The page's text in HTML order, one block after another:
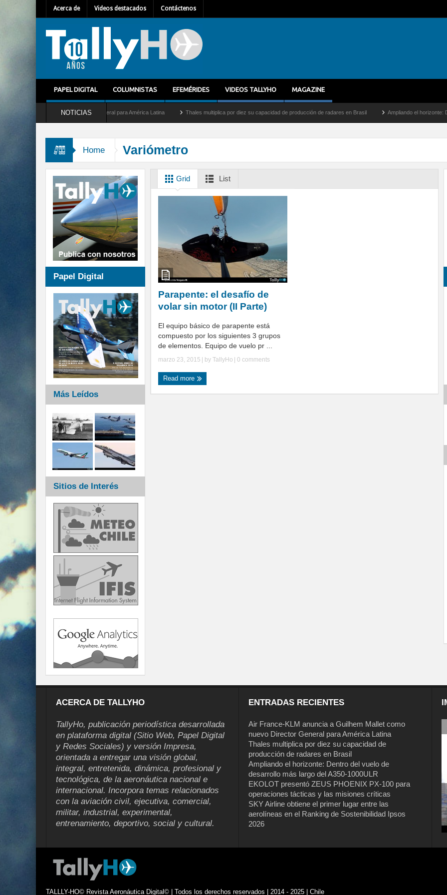
Acerca de Videos destacados Contáctenos
PAPEL DIGITAL COLUMNISTAS EFEMÉRIDES VIDEOS TALLYHO MAGAZINE
NOTICIAS
Mallet como nuevo Director General para América Latina Thales multiplica por diez su capacidad de producción de radares en Brasil Ampliando el horizonte: Dentro
Home Variómetro
Grid List
Parapente: el desafío de
volar sin motor (II Parte)
El equipo básico de parapente está
compuesto por los siguientes 3 grupos
de elementos. Equipo de vuelo pr ...
marzo 23, 2015 | by TallyHo 0 comments
Read more
Papel Digital
Más Leídos
Sitios de Interés
ACERCA DE TALLYHO
TallyHo, publicación periodística desarrollada
en plataforma digital (Sitio Web, Papel Digital
y Redes Sociales) y versión Impresa,
orientada a entregar una visión global,
integral, entretenida, dinámica, profesional y
tecnológica, de la aeronáutica nacional e
internacional. Incorpora temas relacionados
con la aviación civil, ejecutiva, comercial,
militar, industrial, experimental,
entrenamiento, deportivo, social y cultural.
ENTRADAS RECIENTES
Air France-KLM anuncia a Guilhem Mallet como
nuevo Director General para América Latina
Thales multiplica por diez su capacidad de
producción de radares en Brasil
Ampliando el horizonte: Dentro del vuelo de
desarrollo más largo del A350-1000ULR
EKOLOT presentó ZEUS PHOENIX PX-100 para
operaciones tácticas y las misiones críticas
SKY Airline obtiene el primer lugar entre las
aerolíneas en el Ranking de Sostenibilidad Ipsos
2026
TALLLY-HO© Revista Aeronáutica Digital© | Todos los derechos reservados | 2014 - 2025 | Chile